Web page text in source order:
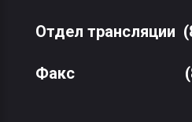
Отдел трансляции
Факс(8-